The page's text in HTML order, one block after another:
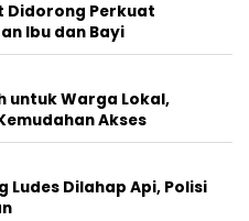
Didorong Perkuat
Ibu dan Bayi
untuk Warga Lokal,
Akses
Ludes Dilahap Api, Polisi